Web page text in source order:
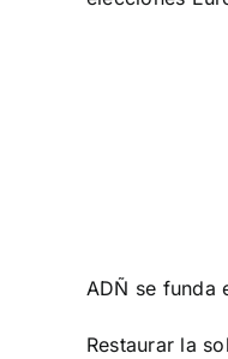
ADÑ se funda
Restaurar la